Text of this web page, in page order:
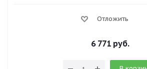
Отложить
6 771 руб.